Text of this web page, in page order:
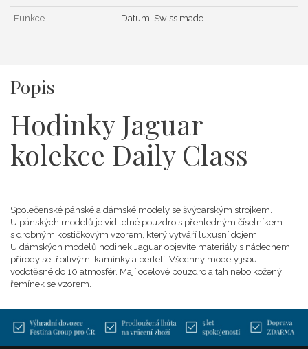
Funkce Datum, Swiss made
Popis
Hodinky Jaguar
kolekce Daily Class
Společenské pánské a dámské modely se švýcarským strojkem.
U pánských modelů je viditelné pouzdro s přehledným číselníkem
s drobným kostičkovým vzorem, který vytváří luxusní dojem.
U dámských modelů hodinek Jaguar objevíte materiály s nádechem
přírody se třpitivými kamínky a perletí. Všechny modely jsou
vodotěsné do 10 atmosfér. Mají ocelové pouzdro a tah nebo kožený
řemínek se vzorem.